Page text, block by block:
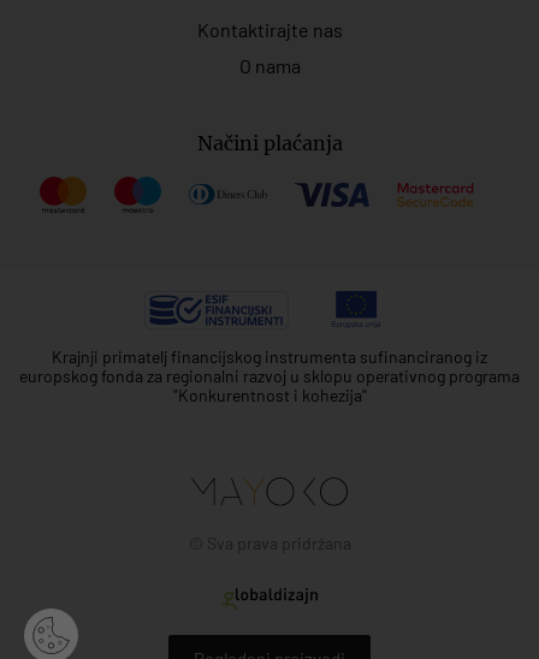
Kontaktirajte nas
O nama
Načini plaćanja
Krajnji primatelj financijskog instrumenta sufinanciranog iz
europskog fonda za regionalni razvoj u sklopu operativnog programa
"Konkurentnost i kohezija"
© Sva prava pridržana